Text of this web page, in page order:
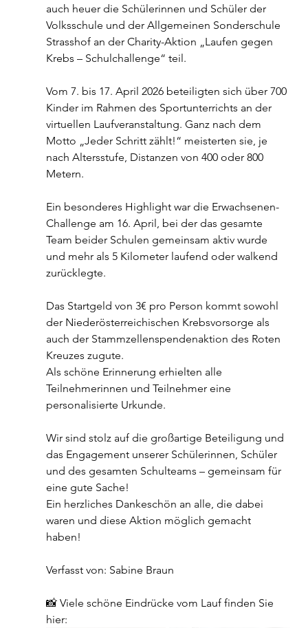
auch heuer die Schülerinnen und Schüler der
Volksschule und der Allgemeinen Sonderschule
Strasshof an der Charity-Aktion „Laufen gegen
Krebs – Schulchallenge“ teil.
Vom 7. bis 17. April 2026 beteiligten sich über 700
Kinder im Rahmen des Sportunterrichts an der
virtuellen Laufveranstaltung. Ganz nach dem
Motto „Jeder Schritt zählt!“ meisterten sie, je
nach Altersstufe, Distanzen von 400 oder 800
Metern.
Ein besonderes Highlight war die Erwachsenen-
Challenge am 16. April, bei der das gesamte
Team beider Schulen gemeinsam aktiv wurde
und mehr als 5 Kilometer laufend oder walkend
zurücklegte.
Das Startgeld von 3€ pro Person kommt sowohl
der Niederösterreichischen Krebsvorsorge als
auch der Stammzellenspendenaktion des Roten
Kreuzes zugute.
Als schöne Erinnerung erhielten alle
Teilnehmerinnen und Teilnehmer eine
personalisierte Urkunde.
Wir sind stolz auf die großartige Beteiligung und
das Engagement unserer Schülerinnen, Schüler
und des gesamten Schulteams – gemeinsam für
eine gute Sache!
Ein herzliches Dankeschön an alle, die dabei
waren und diese Aktion möglich gemacht
haben!
Verfasst von: Sabine Braun
📸 Viele schöne Eindrücke vom Lauf finden Sie
hier: